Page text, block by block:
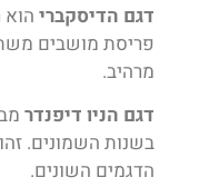
דגם הדיסקברי
פריסת מושבים
מרהיב.
דגם הניו דיפנדר
בשנות השמונים.
הדגמים השונים.